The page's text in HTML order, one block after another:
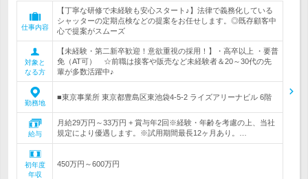
仕事内容
【丁寧な研修で未経験も安心スタート♪】法律で義務化している
シャッターの定期点検などの提案をお任せします。◎既存顧客中
心で提案がスムーズ
対象と
なる方
【未経験・第二新卒歓迎！意欲重視の採用！】・高卒以上 ・要普
免（AT可） ☆前職は接客や販売など未経験者＆20～30代の先
輩が多数活躍中♪
勤務地
■東京事業所 東京都豊島区東池袋4-5-2 ライズアリーナビル 6階
給与
月給29万円～33万円 + 賞与年2回※経験・年齢を考慮の上、当社
規定により優遇します。※試用期間最長12ヶ月あり。…
初年度
年収
450万円～600万円